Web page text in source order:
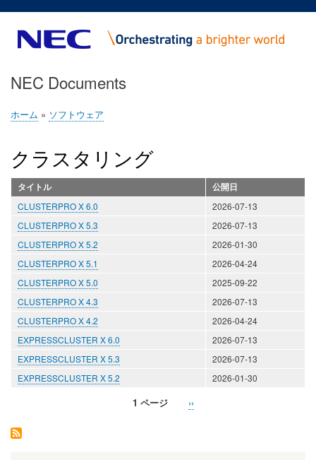
イ
動
NEC Documents
パ
く
ず
ホーム ソフトウェア
クラスタリング
タイトル
公開日
CLUSTERPRO X 6.0
2026-07-13
CLUSTERPRO X 5.3
2026-07-13
CLUSTERPRO X 5.2
2026-01-30
CLUSTERPRO X 5.1
2026-04-24
CLUSTERPRO X 5.0
2025-09-22
CLUSTERPRO X 4.3
2026-07-13
CLUSTERPRO X 4.2
2026-04-24
EXPRESSCLUSTER X 6.0
2026-07-13
EXPRESSCLUSTER X 5.3
2026-07-13
EXPRESSCLUSTER X 5.2
2026-01-30
ー
ジ
1 ページ
次
››